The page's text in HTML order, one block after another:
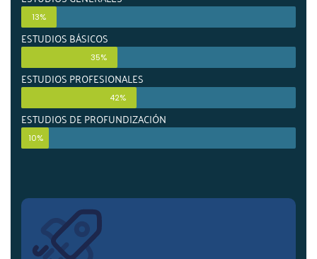
13%
ESTUDIOS BÁSICOS
35%
ESTUDIOS PROFESIONALES
42%
ESTUDIOS DE PROFUNDIZACIÓN
10%